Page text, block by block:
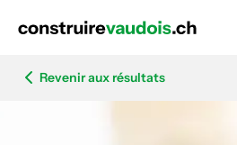
Revenir aux résultats